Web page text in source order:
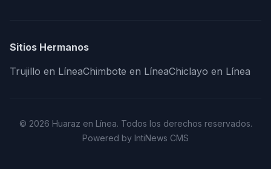
Sitios Hermanos
Trujillo en LíneaChimbote en LíneaChiclayo en Línea
© 2026 Huaraz en Línea. Todos los derechos reservados.
Powered by IntiNews CMS